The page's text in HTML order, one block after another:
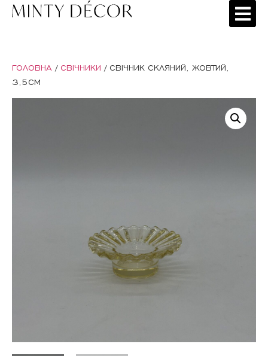
ГОЛОВНА / СВІЧНИКИ / СВІЧНИК СКЛЯНИЙ, ЖОВТИЙ,
3,5СМ